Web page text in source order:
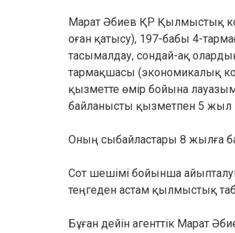
Марат Әбиев ҚР Қылмыстық
оған қатысу), 197-бабы 4-
тасымалдау, сондай-ақ
тармақшасы (экономикалық
қызметте өмір бойына
байланысты қызметпен 5 жыл
Оның сыбайластары 8 жылға
Сот шешімі бойынша
теңгеден астам қылмыстық
Бұған дейін агенттік Марат